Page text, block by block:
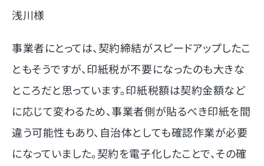
浅川様
事業者にとっては、契約締結がスピードアップしたこ
ともそうですが、印紙税が不要になったのも大きな
ところだと思っています。印紙税額は契約金額など
に応じて変わるため、事業者側が貼るべき印紙を間
違う可能性もあり、自治体としても確認作業が必要
になっていました。契約を電子化したことで、その確